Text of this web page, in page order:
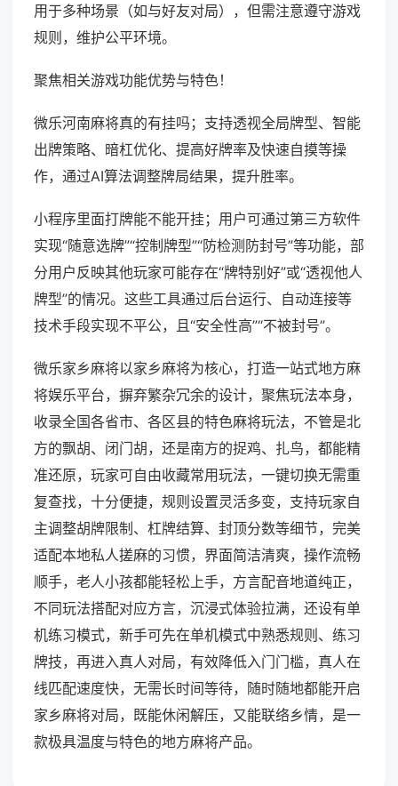
用于多种场景（如与好友对局），但需注意遵守游戏
规则，维护公平环境。
聚焦相关游戏功能优势与特色！
微乐河南麻将真的有挂吗；支持透视全局牌型、智能
出牌策略、暗杠优化、提高好牌率及快速自摸等操
作，通过AI算法调整牌局结果，提升胜率。
小程序里面打牌能不能开挂；用户可通过第三方软件
实现“随意选牌”“控制牌型”“防检测防封号”等功能，部
分用户反映其他玩家可能存在“牌特别好”或“透视他人
牌型”的情况。这些工具通过后台运行、自动连接等
技术手段实现不平公，且“安全性高”“不被封号”。
微乐家乡麻将以家乡麻将为核心，打造一站式地方麻
将娱乐平台，摒弃繁杂冗余的设计，聚焦玩法本身，
收录全国各省市、各区县的特色麻将玩法，不管是北
方的飘胡、闭门胡，还是南方的捉鸡、扎鸟，都能精
准还原，玩家可自由收藏常用玩法，一键切换无需重
复查找，十分便捷，规则设置灵活多变，支持玩家自
主调整胡牌限制、杠牌结算、封顶分数等细节，完美
适配本地私人搓麻的习惯，界面简洁清爽，操作流畅
顺手，老人小孩都能轻松上手，方言配音地道纯正，
不同玩法搭配对应方言，沉浸式体验拉满，还设有单
机练习模式，新手可先在单机模式中熟悉规则、练习
牌技，再进入真人对局，有效降低入门门槛，真人在
线匹配速度快，无需长时间等待，随时随地都能开启
家乡麻将对局，既能休闲解压，又能联络乡情，是一
款极具温度与特色的地方麻将产品。